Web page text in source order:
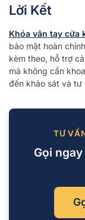
Lời Kết
Khóa vân tay cửa
bảo mật hoàn
kèm theo, hỗ trợ
mà không cần
đến khảo sát và tư
TƯ
Gọi